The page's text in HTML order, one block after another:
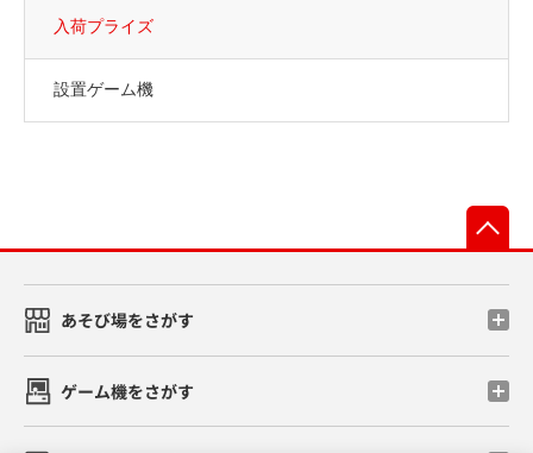
入荷プライズ
設置ゲーム機
あそび場をさがす
ゲーム機をさがす